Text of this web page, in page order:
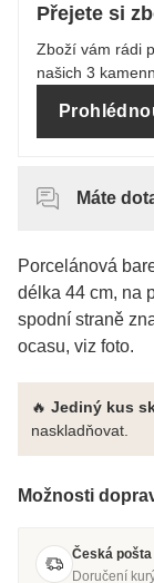
Přejete si
Zboží vám rádi
našich 3
Máte
Porcelánová
délka 44 cm, na
spodní straně
ocasu, viz foto.
🔥 Jediný kus
naskladňovat.
Možnosti
Česká
Doručení